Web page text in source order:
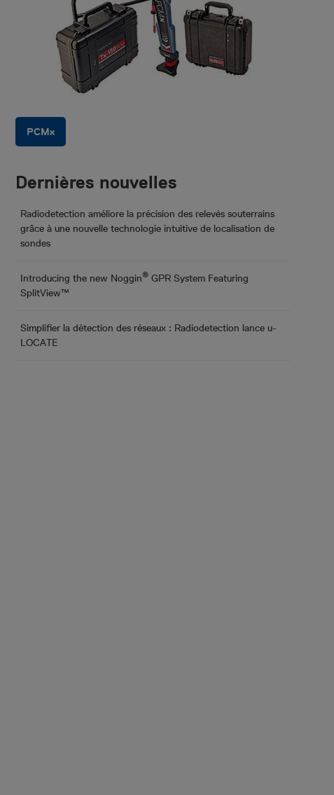
PCMx
Dernières nouvelles
Radiodetection améliore la précision des relevés souterrains
grâce à une nouvelle technologie intuitive de localisation de
sondes
Introducing the new Noggin® GPR System Featuring
SplitView™
Simplifier la détection des réseaux : Radiodetection lance u-
LOCATE